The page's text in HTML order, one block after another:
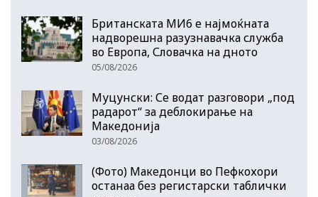
Британската МИ6 е најмоќната
надворешна разузнавачка служба
во Европа, Словачка на дното
05/08/2026
Муцунски: Се водат разговори „под
радарот“ за деблокирање на
Македонија
03/08/2026
(Фото) Македонци во Пефкохори
останаа без регистарски таблички